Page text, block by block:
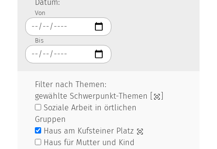
Datum:
Von
Bis
Filter nach Themen:
gewählte Schwerpunkt-Themen [
Soziale Arbeit in örtlichen
Gruppen
Haus am Kufsteiner Platz
Haus für Mutter und Kind